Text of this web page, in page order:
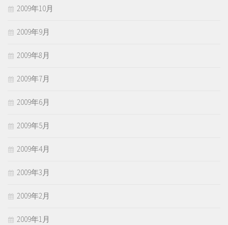
2009年10月
2009年9月
2009年8月
2009年7月
2009年6月
2009年5月
2009年4月
2009年3月
2009年2月
2009年1月